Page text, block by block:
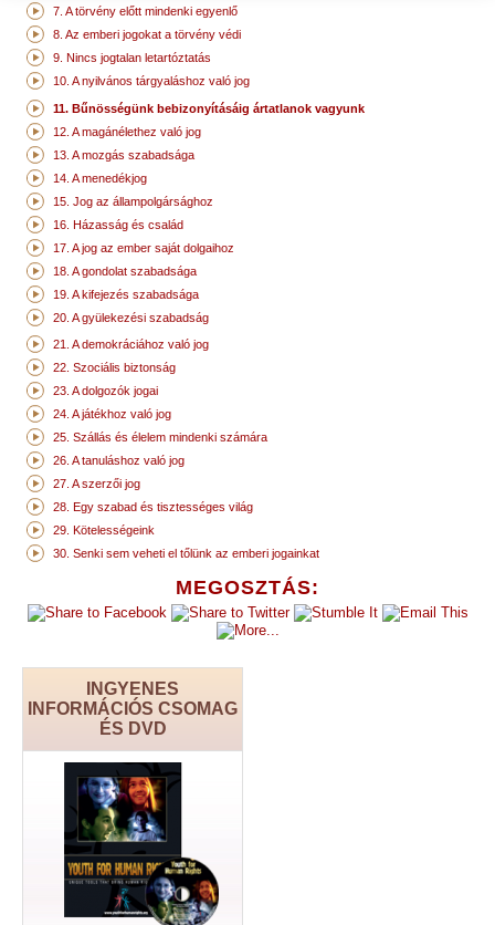
MEGOSZTÁS:
INGYENES
INFORMÁCIÓS CSOMAG
ÉS DVD
7. A törvény előtt mindenki egyenlő
8. Az emberi jogokat a törvény védi
9. Nincs jogtalan letartóztatás
10. A nyilvános tárgyaláshoz való jog
11. Bűnösségünk bebizonyításáig ártatlanok vagyunk
12. A magánélethez való jog
13. A mozgás szabadsága
14. A menedékjog
15. Jog az állampolgársághoz
16. Házasság és család
17. A jog az ember saját dolgaihoz
18. A gondolat szabadsága
19. A kifejezés szabadsága
20. A gyülekezési szabadság
21. A demokráciához való jog
22. Szociális biztonság
23. A dolgozók jogai
24. A játékhoz való jog
25. Szállás és élelem mindenki számára
26. A tanuláshoz való jog
27. A szerzői jog
28. Egy szabad és tisztességes világ
29. Kötelességeink
30. Senki sem veheti el tőlünk az emberi jogainkat